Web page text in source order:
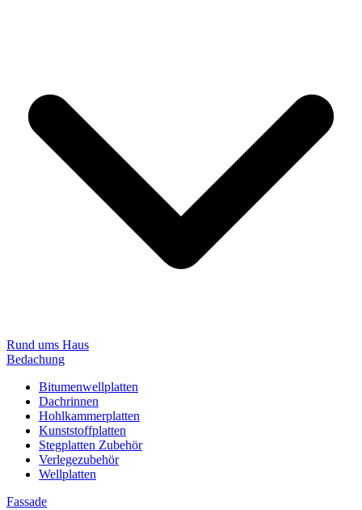
Rund ums Haus
Bedachung
Bitumenwellplatten
Dachrinnen
Hohlkammerplatten
Kunststoffplatten
Stegplatten Zubehör
Verlegezubehör
Wellplatten
Fassade